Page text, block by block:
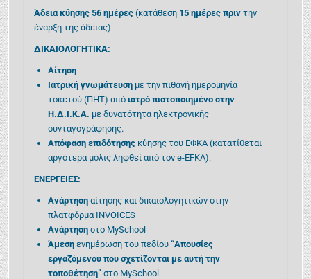
Άδεια κύησης 56 ημέρες (κατάθεση 15 ημέρες πριν την
έναρξη της άδειας)
ΔΙΚΑΙΟΛΟΓΗΤΙΚΑ:
Αίτηση
Ιατρική γνωμάτευση με την πιθανή ημερομηνία
τοκετού (ΠΗΤ) απόιατρό πιστοποιημένο στην
Η.Δ.Ι.Κ.Α. με δυνατότητα ηλεκτρονικής
συνταγογράφησης.
Απόφαση επιδότησης κύησης του ΕΦΚΑ (κατατίθεται
αργότερα μόλις ληφθεί από τον e-EFKA).
ΕΝΕΡΓΕΙΕΣ:
Ανάρτηση αίτησης και δικαιολογητικών στην
πλατφόρμα INVOICES
Ανάρτηση στο MySchool
Άμεση ενημέρωση του πεδίου“Απουσίες
εργαζόμενου που σχετίζονται με αυτή την
τοποθέτηση”στο MySchool